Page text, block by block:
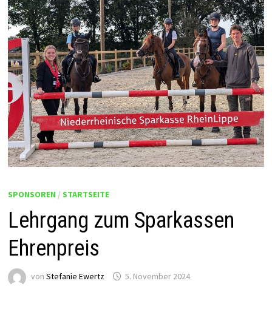
SPONSOREN / STARTSEITE
Lehrgang zum Sparkassen
Ehrenpreis
von Stefanie Ewertz 5. November 2024